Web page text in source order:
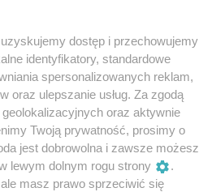
niż w
dostęp i przechowujemy
identyfikatory, standardowe
spersonalizowanych reklam,
oraz ulepszanie usług. Za zgodą
oraz aktywnie
Twoją prywatność, prosimy o
jest dobrowolna i zawsze możesz
lewym dolnym rogu strony
.
masz prawo sprzeciwić się